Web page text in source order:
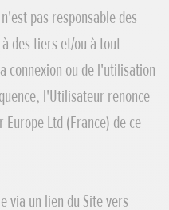
pas responsable des
des tiers et/ou à tout
connexion ou de l'utilisation
l'Utilisateur renonce
Ltd (France) de ce
via un lien du Site vers